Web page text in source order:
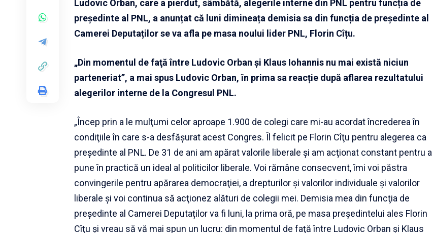
Ludovic Orban, care a pierdut, sâmbătă, alegerile interne din PNL pentru funcția de
președinte al PNL, a anunțat că luni dimineața demisia sa din funcția de președinte al
Camerei Deputaților se va afla pe masa noului lider PNL, Florin Cîțu.
„Din momentul de faţă între Ludovic Orban şi Klaus Iohannis nu mai există niciun
parteneriat”, a mai spus Ludovic Orban, în prima sa reacție după aflarea rezultatului
alegerilor interne de la Congresul PNL.
„Încep prin a le mulţumi celor aproape 1.900 de colegi care mi-au acordat încrederea în
condiţiile în care s-a desfăşurat acest Congres. Îl felicit pe Florin Cîţu pentru alegerea ca
preşedinte al PNL. De 31 de ani am apărat valorile liberale şi am acţionat constant pentru a
pune în practică un ideal al politicilor liberale. Voi rămâne consecvent, îmi voi păstra
convingerile pentru apărarea democraţiei, a drepturilor şi valorilor individuale şi valorilor
liberale şi voi continua să acţionez alături de colegii mei. Demisia mea din funcţia de
preşedinte al Camerei Deputaților va fi luni, la prima oră, pe masa preşedintelui ales Florin
Cîţu şi vreau să vă mai spun un lucru: din momentul de faţă între Ludovic Orban şi Klaus